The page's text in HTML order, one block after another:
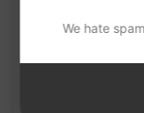
Az optimális
We hate